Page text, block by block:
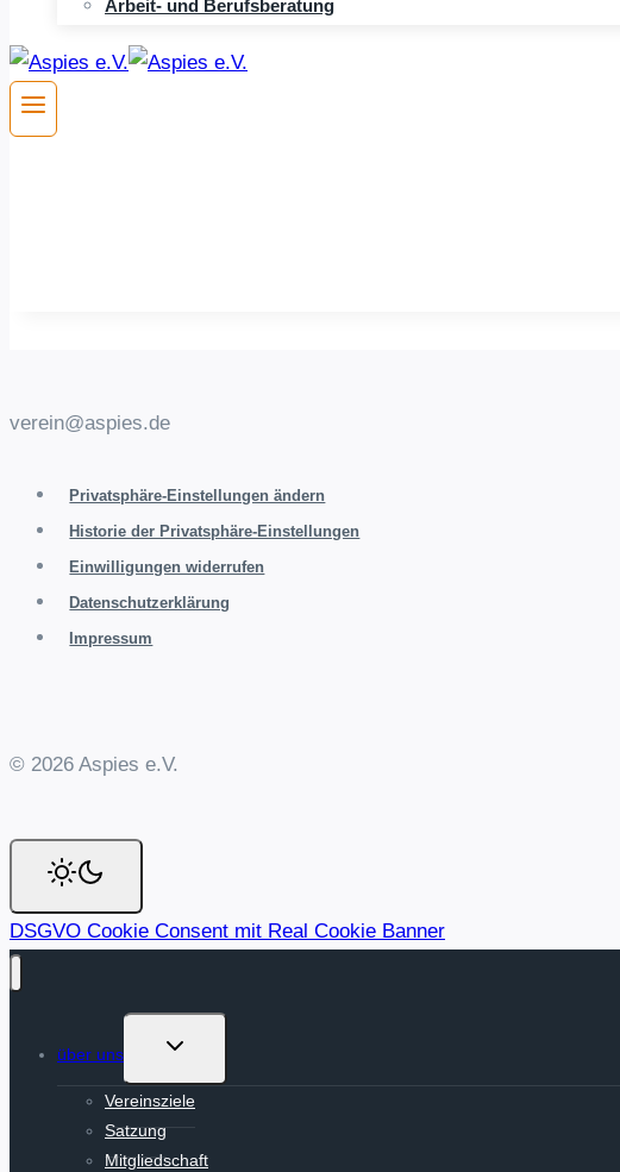
Arbeit- und Berufsberatung
verein@aspies.de
Privatsphäre-Einstellungen ändern
Historie der Privatsphäre-Einstellungen
Einwilligungen widerrufen
Datenschutzerklärung
Impressum
© 2026 Aspies e.V.
DSGVO Cookie Consent mit Real Cookie Banner
über uns
Untermenü
Vereinsziele
Satzung
Mitgliedschaft